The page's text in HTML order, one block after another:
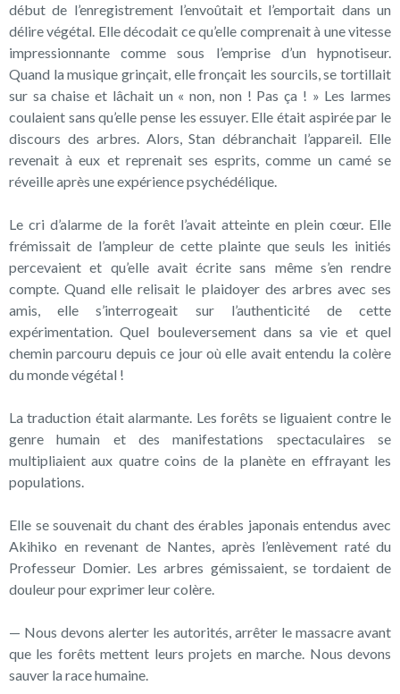
début de l’enregistrement l’envoûtait et l’emportait dans un
délire végétal. Elle décodait ce qu’elle comprenait à une vitesse
impressionnante comme sous l’emprise d’un hypnotiseur.
Quand la musique grinçait, elle fronçait les sourcils, se tortillait
sur sa chaise et lâchait un « non, non ! Pas ça ! » Les larmes
coulaient sans qu’elle pense les essuyer. Elle était aspirée par le
discours des arbres. Alors, Stan débranchait l’appareil. Elle
revenait à eux et reprenait ses esprits, comme un camé se
réveille après une expérience psychédélique.
Le cri d’alarme de la forêt l’avait atteinte en plein cœur. Elle
frémissait de l’ampleur de cette plainte que seuls les initiés
percevaient et qu’elle avait écrite sans même s’en rendre
compte. Quand elle relisait le plaidoyer des arbres avec ses
amis, elle s’interrogeait sur l’authenticité de cette
expérimentation. Quel bouleversement dans sa vie et quel
chemin parcouru depuis ce jour où elle avait entendu la colère
du monde végétal !
La traduction était alarmante. Les forêts se liguaient contre le
genre humain et des manifestations spectaculaires se
multipliaient aux quatre coins de la planète en effrayant les
populations.
Elle se souvenait du chant des érables japonais entendus avec
Akihiko en revenant de Nantes, après l’enlèvement raté du
Professeur Domier. Les arbres gémissaient, se tordaient de
douleur pour exprimer leur colère.
— Nous devons alerter les autorités, arrêter le massacre avant
que les forêts mettent leurs projets en marche. Nous devons
sauver la race humaine.